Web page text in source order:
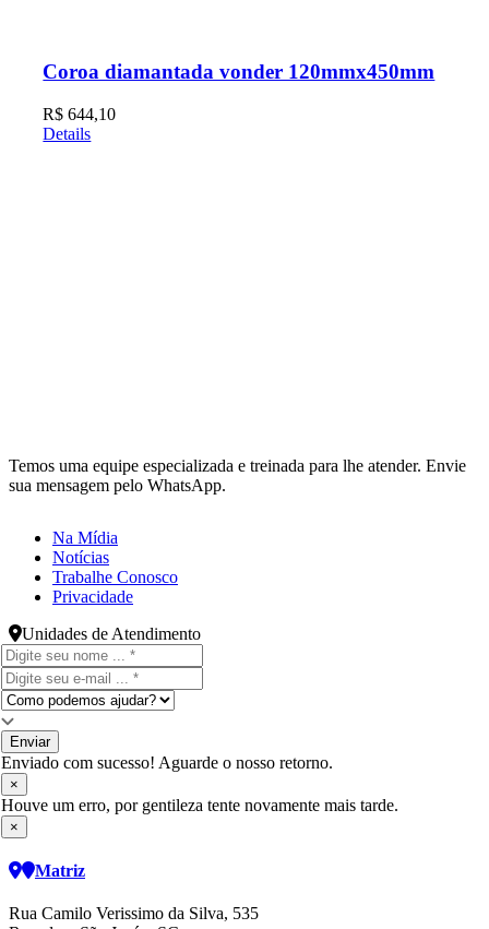
Coroa diamantada vonder 120mmx450mm
R$ 644,10
Details
Temos uma equipe especializada e treinada para lhe atender. Envie
sua mensagem pelo WhatsApp.
Na Mídia
Notícias
Trabalhe Conosco
Privacidade
Unidades de Atendimento
Enviar
Enviado com sucesso! Aguarde o nosso retorno.
×
Houve um erro, por gentileza tente novamente mais tarde.
×
Matriz
Rua Camilo Verissimo da Silva, 535